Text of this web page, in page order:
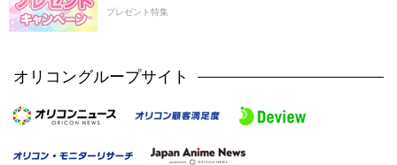
プレゼント特集
オリコングループサイト